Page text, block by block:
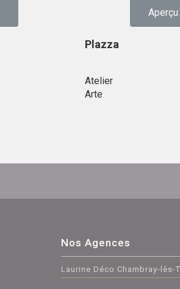
Plazza
Atelier
Arte
Nos Agences
Laurine Déco Chambray-lès-